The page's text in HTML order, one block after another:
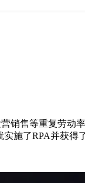
销售等重复劳
施了RPA并获